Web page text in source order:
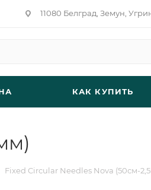
11080 Белград, Земун,
КАК КУПИТЬ
Fixed Circular Needles Nova (50см-